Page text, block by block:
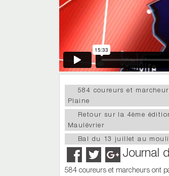
584 coureurs et
Plaine
Retour sur la 4ème
Maulévrier
Bal du 13 juillet au
Journal
584 coureurs et marcheurs ont